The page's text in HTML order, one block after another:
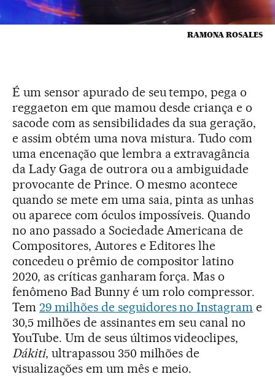
RAMONA ROSALES
É um sensor apurado de seu tempo, pega o
reggaeton em que mamou desde criança e o
sacode com as sensibilidades da sua geração,
e assim obtém uma nova mistura. Tudo com
uma encenação que lembra a extravagância
da Lady Gaga de outrora ou a ambiguidade
provocante de Prince. O mesmo acontece
quando se mete em uma saia, pinta as unhas
ou aparece com óculos impossíveis. Quando
no ano passado a Sociedade Americana de
Compositores, Autores e Editores lhe
concedeu o prêmio de compositor latino
2020, as críticas ganharam força. Mas o
fenômeno Bad Bunny é um rolo compressor.
Tem 29 milhões de seguidores no Instagram e
30,5 milhões de assinantes em seu canal no
YouTube. Um de seus últimos videoclipes,
Dákiti, ultrapassou 350 milhões de
visualizações em um mês e meio.